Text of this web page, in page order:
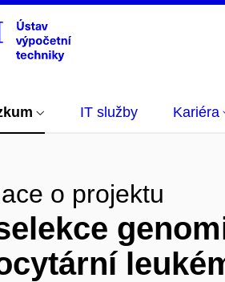
IT služby Kariéra
o projektu